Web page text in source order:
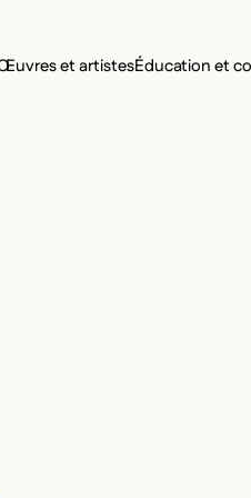
et artistesÉducation et